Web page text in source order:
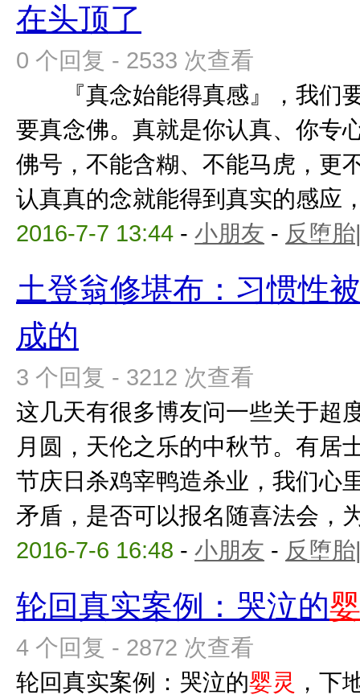
在头顶了
0 个回复 - 2533 次查看
『真念始能得真感』，我们
要真念佛。真就是你认真、你专
佛号，不能含糊、不能马虎，更
认真真的念就能得到真实的感应
2016-7-7 13:44 - 小朋友 - 反堕
土登翁修堪布：习惯性
成的
3 个回复 - 3212 次查看
这几天有很多博友问一些关于超
月圆，天伦之乐的中秋节。有居
节庆日杀鸡宰鸭造杀业，我们心
矛盾，是否可以报名随喜法会，
2016-7-6 16:48 - 小朋友 - 反堕
轮回真实案例：哭泣的
4 个回复 - 2872 次查看
轮回真实案例：哭泣的婴灵 ，下